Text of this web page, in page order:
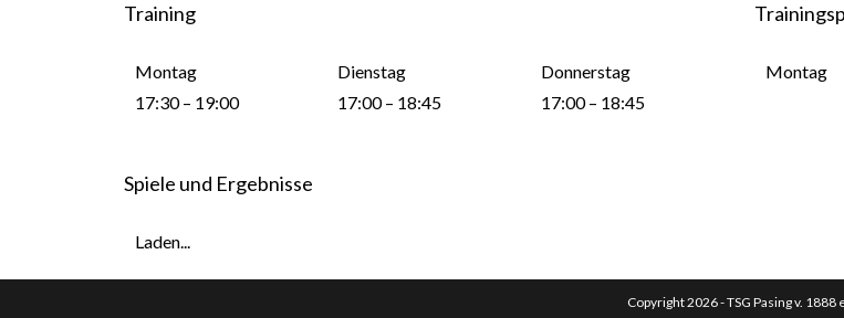
Training
Montag
17:30 – 19:00
Dienstag
17:00 – 18:45
Donnerstag
17:00 – 18:45
Montag
Spiele und Ergebnisse
Laden...
Copyright 2026 - TSG Pasing v. 1888